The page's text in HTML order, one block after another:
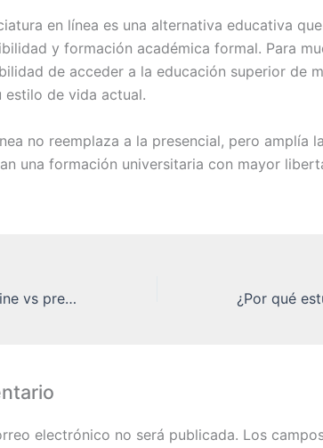
en línea es una alternativa educativa
y formación académica formal. Para
de acceder a la educación superior de
estilo de vida actual.
no reemplaza a la presencial, pero amplía
una formación universitaria con mayor
Estudiar modalidad online vs presencial
electrónico no será publicada. Los